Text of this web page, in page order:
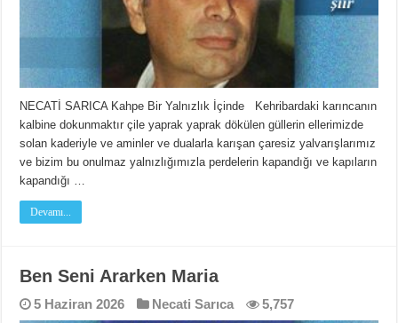
NECATİ SARICA Kahpe Bir Yalnızlık İçinde Kehribardaki karıncanın
kalbine dokunmaktır çile yaprak yaprak dökülen güllerin ellerimizde
solan kaderiyle ve aminler ve dualarla karışan çaresiz yalvarışlarımız
ve bizim bu onulmaz yalnızlığımızla perdelerin kapandığı ve kapıların
kapandığı …
Devamı...
Ben Seni Ararken Maria
5 Haziran 2026 Necati Sarıca 5,757